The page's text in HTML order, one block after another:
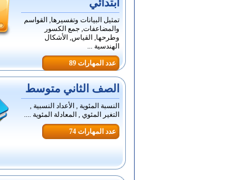
ابتدائي
تمثيل البيانات وتفسيرها, القواسم
والمضاعفات, جمع الكسور
وطرحها, القياس, الأشكال
الهندسية ...
عدد المهارات 89
الصف الثاني متوسط
النسبة المئوية , الأعداد النسبية ,
التغير المئوي , المعادلة المئوية ....
عدد المهارات 74